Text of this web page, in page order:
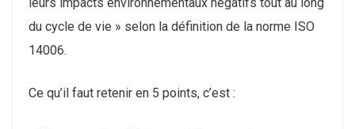
du cycle de vie » selon la définition de la norme ISO
14006.
Ce qu’il faut retenir en 5 points, c’est :